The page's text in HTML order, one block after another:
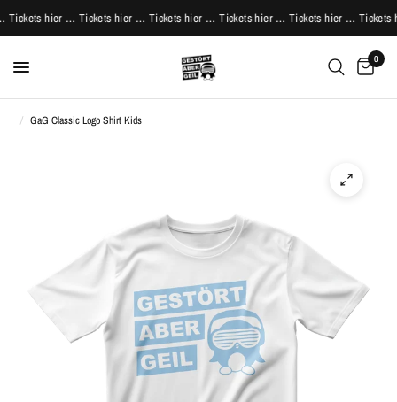
hier … Tickets hier … Tickets hier … Tickets hier … Tickets hier … Tickets
0
/ GaG Classic Logo Shirt Kids